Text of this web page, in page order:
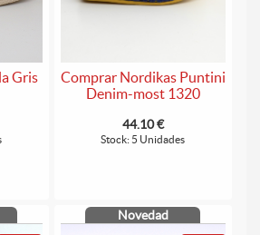
Gris
Comprar Nordikas Puntini
Denim-most 1320
44.10 €
Stock: 5 Unidades
Novedad